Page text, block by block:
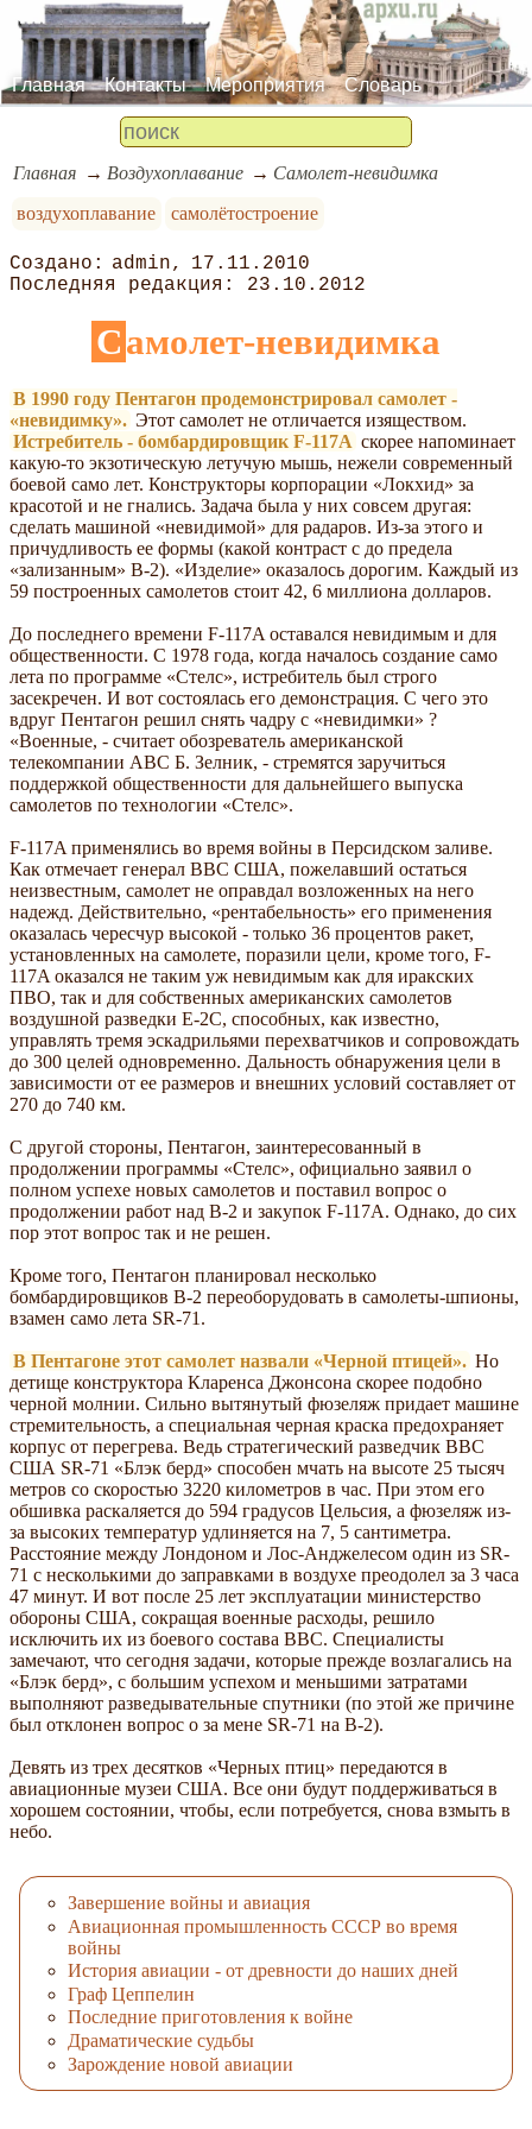
Главная Контакты Мероприятия Словарь
Главная Воздухоплавание
Самолет-невидимка
воздухоплавание
самолётостроение
admin
17.11.2010
23.10.2012
Самолет-невидимка
В 1990 году Пентагон продемонстрировал самолет -
«невидимку». Этот самолет не отличается изяществом.
Истребитель - бомбардировщик F-117A скорее напоминает
какую-то экзотическую летучую мышь, нежели современный
боевой само лет. Конструкторы корпорации «Локхид» за
красотой и не гнались. Задача была у них совсем другая:
сделать машиной «невидимой» для радаров. Из-за этого и
причудливость ее формы (какой контраст с до предела
«зализанным» В-2). «Изделие» оказалось дорогим. Каждый из
59 построенных самолетов стоит 42, 6 миллиона долларов.
До последнего времени F-117A оставался невидимым и для
общественности. С 1978 года, когда началось создание само
лета по программе «Стелс», истребитель был строго
засекречен. И вот состоялась его демонстрация. С чего это
вдруг Пентагон решил снять чадру с «невидимки» ?
«Военные, - считает обозреватель американской
телекомпании ABC Б. Зелник, - стремятся заручиться
поддержкой общественности для дальнейшего выпуска
самолетов по технологии «Стелс».
F-117A применялись во время войны в Персидском заливе.
Как отмечает генерал ВВС США, пожелавший остаться
неизвестным, самолет не оправдал возложенных на него
надежд. Действительно, «рентабельность» его применения
оказалась чересчур высокой - только 36 процентов ракет,
установленных на самолете, поразили цели, кроме того, F-
117A оказался не таким уж невидимым как для иракских
ПВО, так и для собственных американских самолетов
воздушной разведки E-2C, способных, как известно,
управлять тремя эскадрильями перехватчиков и сопровождать
до 300 целей одновременно. Дальность обнаружения цели в
зависимости от ее размеров и внешних условий составляет от
270 до 740 км.
С другой стороны, Пентагон, заинтересованный в
продолжении программы «Стелс», официально заявил о
полном успехе новых самолетов и поставил вопрос о
продолжении работ над В-2 и закупок F-117A. Однако, до сих
пор этот вопрос так и не решен.
Кроме того, Пентагон планировал несколько
бомбардировщиков В-2 переоборудовать в самолеты-шпионы,
взамен само лета SR-71.
В Пентагоне этот самолет назвали «Черной птицей». Но
детище конструктора Кларенса Джонсона скорее подобно
черной молнии. Сильно вытянутый фюзеляж придает машине
стремительность, а специальная черная краска предохраняет
корпус от перегрева. Ведь стратегический разведчик ВВС
США SR-71 «Блэк берд» способен мчать на высоте 25 тысяч
метров со скоростью 3220 километров в час. При этом его
обшивка раскаляется до 594 градусов Цельсия, а фюзеляж из-
за высоких температур удлиняется на 7, 5 сантиметра.
Расстояние между Лондоном и Лос-Анджелесом один из SR-
71 с несколькими до заправками в воздухе преодолел за 3 часа
47 минут. И вот после 25 лет эксплуатации министерство
обороны США, сокращая военные расходы, решило
исключить их из боевого состава ВВС. Специалисты
замечают, что сегодня задачи, которые прежде возлагались на
«Блэк берд», с большим успехом и меньшими затратами
выполняют разведывательные спутники (по этой же причине
был отклонен вопрос о за мене SR-71 на В-2).
Девять из трех десятков «Черных птиц» передаются в
авиационные музеи США. Все они будут поддерживаться в
хорошем состоянии, чтобы, если потребуется, снова взмыть в
небо.
Завершение войны и авиация
Авиационная промышленность СССР во время
войны
История авиации - от древности до наших дней
Граф Цеппелин
Последние приготовления к войне
Драматические судьбы
Зарождение новой авиации